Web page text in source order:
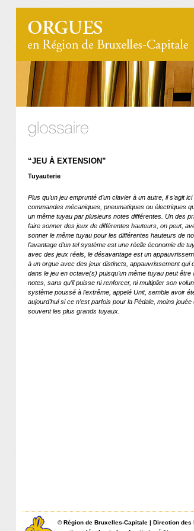
“JEU À EXTENSION”
Tuyauterie
Plus qu’un jeu emprunté d’un clavier à un autre, il s’agit
commandes mécaniques, pneumatiques ou électriques
un même tuyau par plusieurs notes différentes. Un des
faire sonner des jeux de différentes hauteurs, on peut,
sonner le même tuyau pour les différentes hauteurs de
l’avantage d’un tel système est une réelle économie de
avec des jeux réels, le désavantage est un
à un orgue avec des jeux distincts, appauvrissement qui
dans le jeu en octave(s) puisqu’un même tuyau peut
notes, sans qu’il puisse ni renforcer, ni multiplier son
système poussé à l’extrême, appelé Unit, semble avoir
aujourd’hui si ce n’est parfois pour la Pédale, moins
souvent les plus grands tuyaux.
©Région de Bruxelles-Capitale | Direction des